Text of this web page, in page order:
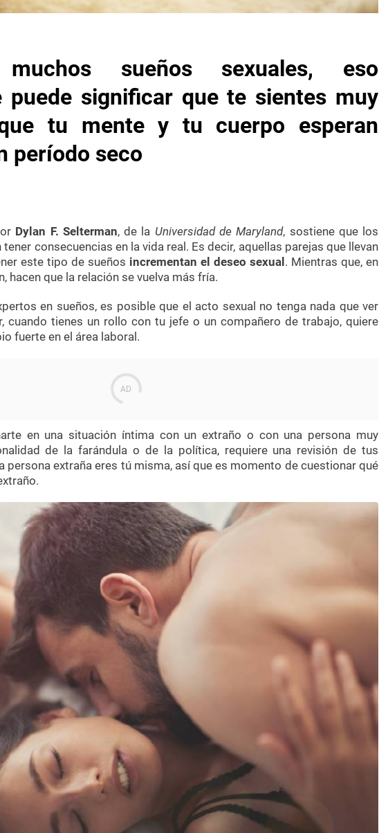
sueños sexuales, eso
puede significar que te sientes muy
tu mente y tu cuerpo esperan
período seco
Dylan F. Selterman, de la Universidad de Maryland, sostiene que los
consecuencias en la vida real. Es decir, aquellas parejas que llevan
este tipo de sueños incrementan el deseo sexual. Mientras que, en
hacen que la relación se vuelva más fría.
en sueños, es posible que el acto sexual no tenga nada que ver
cuando tienes un rollo con tu jefe o un compañero de trabajo, quiere
fuerte en el área laboral.
en una situación íntima con un extraño o con una persona muy
de la farándula o de la política, requiere una revisión de tus
persona extraña eres tú misma, así que es momento de cuestionar qué